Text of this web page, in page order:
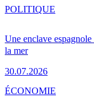
Une enclave
la mer
30.07.2026
POLITIQUE
ÉCONOMIE